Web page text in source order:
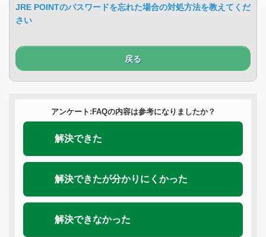
JRE POINTのパスワードを忘れた場合の対処方法を教えてくだ
さい
戻る
アンケート:FAQの内容は参考になりましたか？
解決できた
解決できたが分かりにくかった
解決できなかった